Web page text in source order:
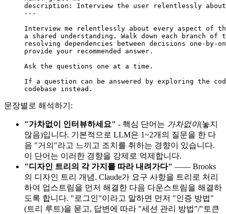
description: Interview the user relentlessly
---
Interview me relentlessly about every aspect of
a shared understanding. Walk down each branch
resolving dependencies between decisions one-by-
provide your recommended answer.
Ask the questions one at a time.
If a question can be answered by exploring the
codebase instead.
문장별로 해석하기:
"가차없이 인터뷰하세요" - 핵심 단어는 가차없이(놓지
않음)입니다. 기본적으로 LLM은 1~2개의 질문을 한 다
음 "거의"라고 느끼고 조치를 취하는 경향이 있습니다.
이 단어는 이러한 경향을 강제로 억제합니다.
"디자인 트리의 각 가지를 따라 내려가다" —— Brooks
의 디자인 트리 개념. Claude가 요구 사항을 트리로 처리
하여 업스트림을 먼저 해결한 다음 다운스트림을 해결하
도록 합니다. "로그인"이라고 말하면 먼저 "인증 방법"
(트리 루트)을 묻고, 답변에 따라 "세션 관리 방법"/"토큰